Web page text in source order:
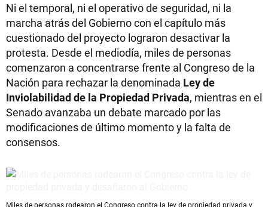
Ni el temporal, ni el operativo de seguridad, ni la
marcha atrás del Gobierno con el capítulo más
cuestionado del proyecto lograron desactivar la
protesta. Desde el mediodía, miles de personas
comenzaron a concentrarse frente al Congreso de la
Nación para rechazar la denominada Ley de
Inviolabilidad de la Propiedad Privada, mientras en el
Senado avanzaba un debate marcado por las
modificaciones de último momento y la falta de
consensos.
Miles de personas rodearon el Congreso contra la ley de propiedad privada y